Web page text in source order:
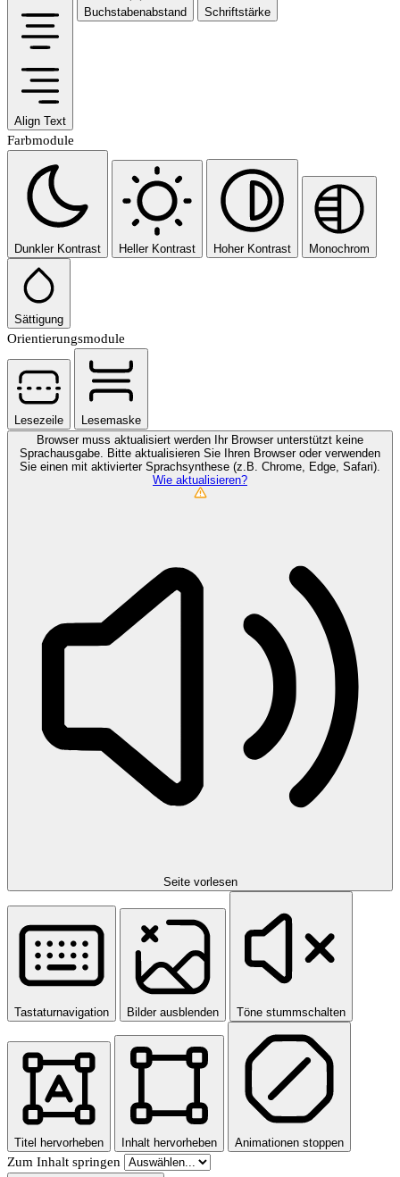
Align Text
Buchstabenabstand Schriftstärke
Farbmodule
Dunkler Kontrast Heller Kontrast Hoher Kontrast Monochrom
Sättigung
Orientierungsmodule
Lesezeile
Lesemaske
Browser muss aktualisiert werden
Ihr Browser unterstützt keine
Sprachausgabe. Bitte aktualisieren Sie Ihren Browser oder verwenden
Sie einen mit aktivierter Sprachsynthese (z.B. Chrome, Edge, Safari).
Wie aktualisieren?
Seite vorlesen
Tastaturnavigation Bilder ausblenden Töne stummschalten
Titel hervorheben Inhalt hervorheben Animationen stoppen
Zum Inhalt springen